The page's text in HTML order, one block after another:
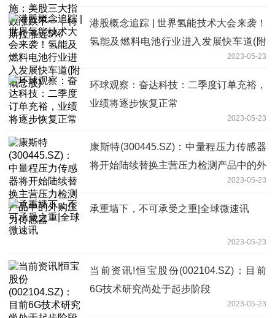
港股概念追踪 | 世界氢能技术大会来袭！
氢能及燃料电池行业进入发展快车道(附
2023-05-23
环球观察：奋达科技：二季度订单充裕，
业绩将逐步恢复正常
2023-05-23
康斯特(300445.SZ)：中量程压力传感器
将开始陆续替换主营压力检测产品中的外
2023-05-23
承重墙下，不可承受之重|全球微速讯
2023-05-23
当前资讯!恒宝股份(002104.SZ)：目前
6G技术研究尚处于起步阶段
2023-05-23